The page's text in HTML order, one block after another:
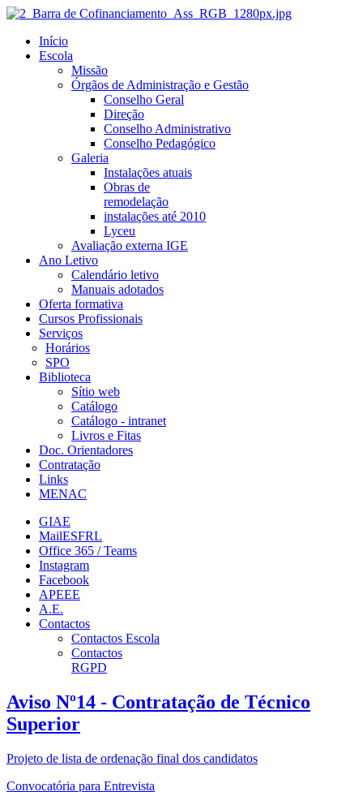
Início
Escola
Missão
Órgãos de Administração e Gestão
Conselho Geral
Direção
Conselho Administrativo
Conselho Pedagógico
Galeria
Instalações atuais
Obras de
remodelação
instalações até 2010
Lyceu
Avaliação externa IGE
Ano Letivo
Calendário letivo
Manuais adotados
Oferta formativa
Cursos Profissionais
Serviços
Horários
SPO
Biblioteca
Sítio web
Catálogo
Catálogo - intranet
Livros e Fitas
Doc. Orientadores
Contratação
Links
MENAC
GIAE
MailESFRL
Office 365 / Teams
Instagram
Facebook
APEEE
A.E.
Contactos
Contactos Escola
Contactos
RGPD
Aviso Nº14 - Contratação de Técnico
Superior
Projeto de lista de ordenação final dos candidatos
Convocatória para Entrevista